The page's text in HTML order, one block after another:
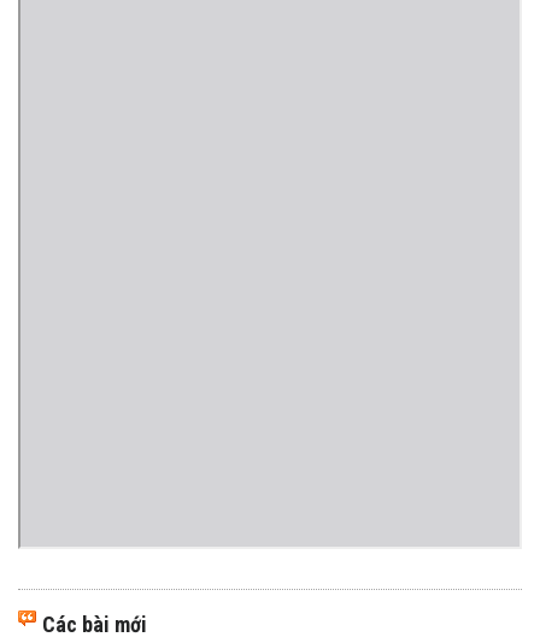
Các bài mới